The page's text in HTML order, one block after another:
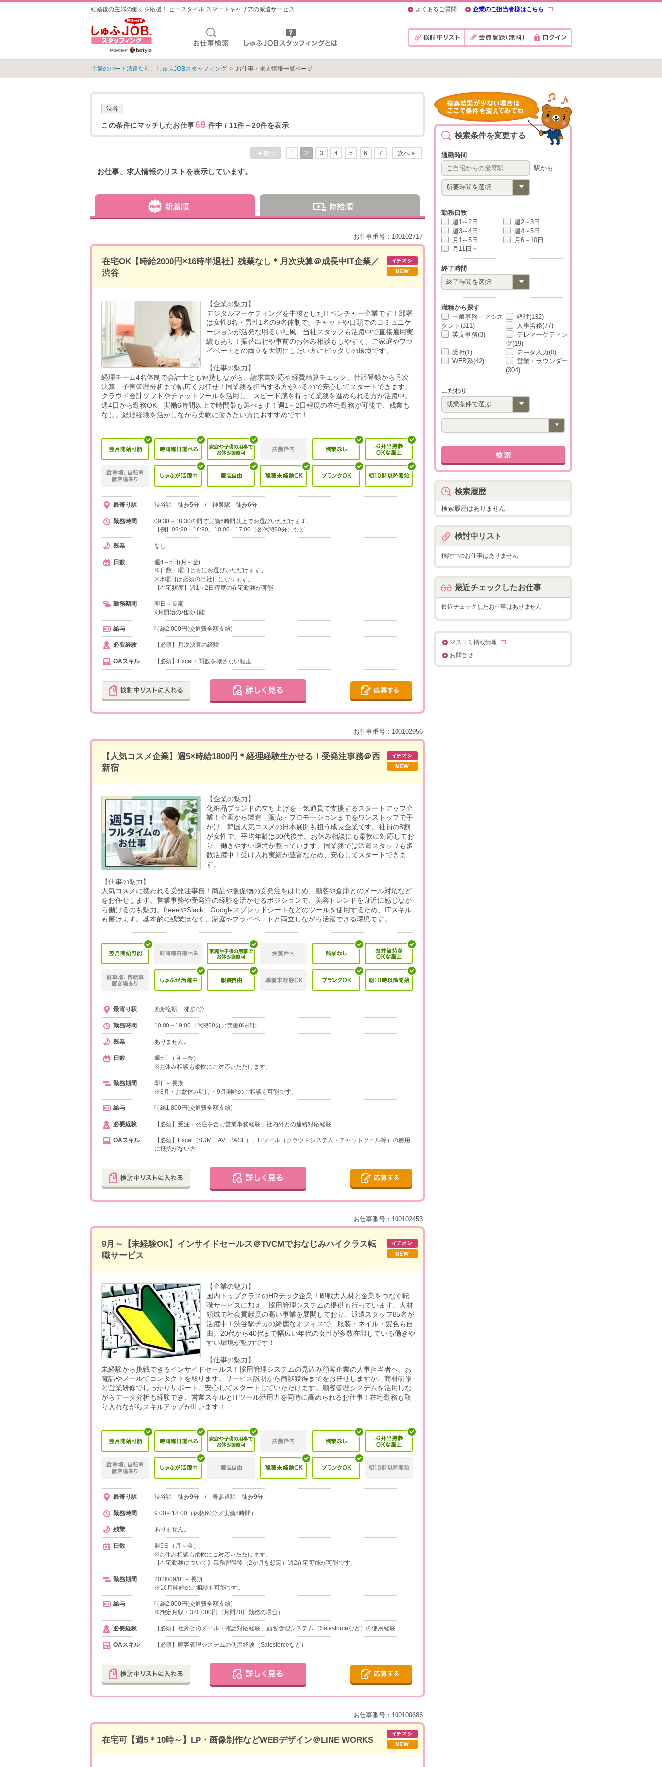
結婚後の主婦の働くを応援！ ビースタイル スマートキャリアの派遣サービス よくあるご質問 企業のご担当者様はこちら
主婦のパート派遣なら、しゅふJOBスタッフィング > お仕事・求人情報一覧ページ
渋谷
この条件にマッチしたお仕事69 件中 / 11件～20件を表示
◀ 前へ 1 2 3 4 5 6 7 次へ ▶
お仕事、求人情報のリストを表示しています。
お仕事番号：100102717
在宅OK【時給2000円×16時半退社】残業なし＊月次決算＠成長中IT企業／
渋谷
【企業の魅力】
デジタルマーケティングを中核としたITベンチャー企業です！部署
は女性8名・男性1名の9名体制で、チャットや口頭でのコミュニケ
ーションが活発な明るい社風。当社スタッフも活躍中で直接雇用実
績もあり！振替出社や事前のお休み相談もしやすく、ご家庭やプラ
イベートとの両立を大切にしたい方にピッタリの環境です。
【仕事の魅力】
経理チーム4名体制で会計士とも連携しながら、請求書対応や経費精算チェック、仕訳登録から月次
決算、予実管理分析まで幅広くお任せ！同業務を担当する方がいるので安心してスタートできます。
クラウド会計ソフトやチャットツールを活用し、スピード感を持って業務を進められる方が活躍中。
週4日から勤務OK、実働6時間以上で時間帯も選べます！週1～2日程度の在宅勤務が可能で、残業も
なし。経理経験を活かしながら柔軟に働きたい方におすすめです！
最寄り駅 渋谷駅 徒歩5分 / 神泉駅 徒歩6分
勤務時間
09:30～18:30の間で実働6時間以上でお選びいただけます。
【例】09:30～16:30、10:00～17:00（各休憩60分）など
残業 なし
日数
週4～5日(月～金)
※日数・曜日ともにお選びいただけます。
※水曜日は必須の出社日になります。
【在宅頻度】週1～2日程度の在宅勤務が可能
勤務期間
即日～長期
9月開始の相談可能
給与 時給2,000円(交通費全額支給)
必要経験 【必須】月次決算の経験
OAスキル 【必須】Excel：関数を壊さない程度
お仕事番号：100102956
【人気コスメ企業】週5×時給1800円＊経理経験生かせる！受発注事務＠西
新宿
【企業の魅力】
化粧品ブランドの立ち上げを一気通貫で支援するスタートアップ企
業！企画から製造・販売・プロモーションまでをワンストップで手
がけ、韓国人気コスメの日本展開も担う成長企業です。社員の8割
が女性で、平均年齢は30代後半。お休み相談にも柔軟に対応してお
り、働きやすい環境が整っています。同業務では派遣スタッフも多
数活躍中！受け入れ実績が豊富なため、安心してスタートできま
す。
【仕事の魅力】
人気コスメに携われる受発注事務！商品や販促物の受発注をはじめ、顧客や倉庫とのメール対応など
をお任せします。営業事務や受発注の経験を活かせるポジションで、美容トレンドを身近に感じなが
ら働けるのも魅力。freeeやSlack、Googleスプレッドシートなどのツールを使用するため、ITスキル
も磨けます。基本的に残業はなく、家庭やプライベートと両立しながら活躍できる環境です。
最寄り駅 西新宿駅 徒歩4分
勤務時間 10:00～19:00（休憩60分／実働8時間）
残業 ありません。
日数
週5日（月～金）
※お休み相談も柔軟にご対応いただけます。
勤務期間
即日～長期
※8月・お盆休み明け・9月開始のご相談も可能です。
給与 時給1,800円(交通費全額支給)
必要経験 【必須】受注・発注を含む営業事務経験、社内外との連絡対応経験
OAスキル
【必須】Excel（SUM、AVERAGE）、ITツール（クラウドシステム・チャットツール等）の使用
に抵抗がない方
お仕事番号：100102453
9月～【未経験OK】インサイドセールス＠TVCMでおなじみハイクラス転
職サービス
【企業の魅力】
国内トップクラスのHRテック企業！即戦力人材と企業をつなぐ転
職サービスに加え、採用管理システムの提供も行っています。人材
領域で社会貢献度の高い事業を展開しており、派遣スタッフ85名が
活躍中！渋谷駅チカの綺麗なオフィスで、服装・ネイル・髪色も自
由。20代から40代まで幅広い年代の女性が多数在籍している働きや
すい環境が魅力です！
【仕事の魅力】
未経験から挑戦できるインサイドセールス！採用管理システムの見込み顧客企業の人事担当者へ、お
電話やメールでコンタクトを取ります。サービス説明から商談獲得までをお任せしますが、商材研修
と営業研修でしっかりサポート。安心してスタートしていただけます。顧客管理システムを活用しな
がらデータ分析も経験でき、営業スキルとITツール活用力を同時に高められるお仕事！在宅勤務も取
り入れながらスキルアップが叶います！
最寄り駅 渋谷駅 徒歩9分 / 表参道駅 徒歩9分
勤務時間 9:00～18:00（休憩60分／実働8時間）
残業 ありません。
日数
週5日（月～金）
※お休み相談も柔軟にご対応いただけます。
【在宅勤務について】業務習得後（2か月を想定）週2在宅可能が可能です。
勤務期間
2026/09/01～長期
※10月開始のご相談も可能です。
給与
時給2,000円(交通費全額支給)
※想定月収：320,000円（月間20日勤務の場合）
必要経験 【必須】社外とのメール・電話対応経験、顧客管理システム（Salesforceなど）の使用経験
OAスキル 【必須】顧客管理システムの使用経験（Salesforceなど）
お仕事番号：100100686
在宅可【週5＊10時～】LP・画像制作などWEBデザイン＠LINE WORKS
検索条件を変更する
通勤時間
駅から
勤務日数
週1～2日
週2～3日
週3～4日
週4～5日
月1～5日
月6～10日
月11日～
終了時間
職種から探す
一般事務・アシス
タント(311)
経理(132)
人事労務(77)
英文事務(3)
テレマーケティン
グ(19)
受付(1)
データ入力(0)
WEB系(42)
営業・ラウンダー
(304)
こだわり
検索履歴
検索履歴はありません
検討中リスト
検討中のお仕事はありません
最近チェックしたお仕事
最近チェックしたお仕事はありません
マスコミ掲載情報
お問合せ